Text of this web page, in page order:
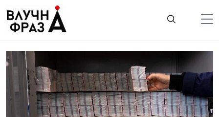
содержимому
Політика
Гроші
Життя
Лайфстайл